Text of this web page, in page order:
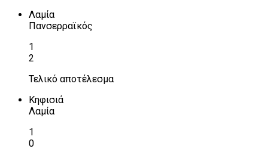
Λαμία
Πανσερραϊκός
1
2
Τελικό αποτέλεσμα
Κηφισιά
Λαμία
1
0